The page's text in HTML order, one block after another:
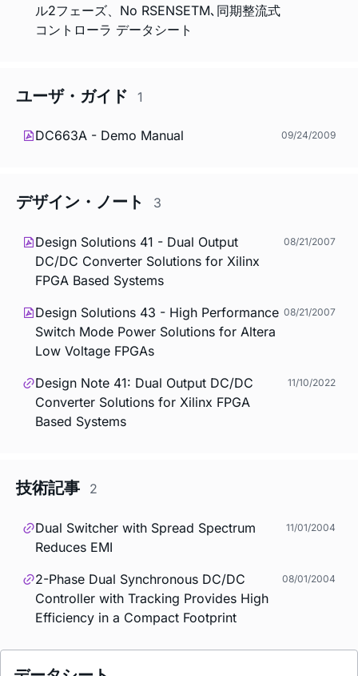
ル2フェーズ、No RSENSETM､同期整流式
コントローラ データシート
ユーザ・ガイド 1
DC663A - Demo Manual 09/24/2009
デザイン・ノート 3
Design Solutions 41 - Dual Output
DC/DC Converter Solutions for Xilinx
FPGA Based Systems
08/21/2007
Design Solutions 43 - High Performance
Switch Mode Power Solutions for Altera
Low Voltage FPGAs
08/21/2007
Design Note 41: Dual Output DC/DC
Converter Solutions for Xilinx FPGA
Based Systems
11/10/2022
技術記事 2
Dual Switcher with Spread Spectrum
Reduces EMI
11/01/2004
2-Phase Dual Synchronous DC/DC
Controller with Tracking Provides High
Efficiency in a Compact Footprint
08/01/2004